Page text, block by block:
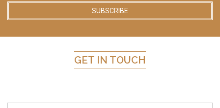
GET IN TOUCH